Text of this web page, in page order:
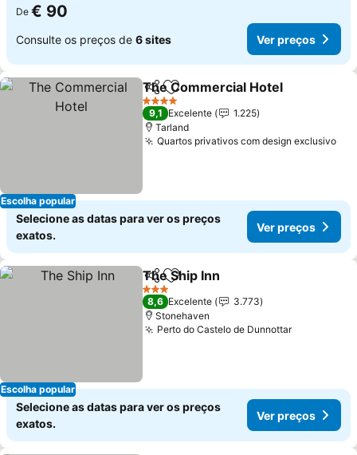
De € 90
Consulte os preços de 6 sites Ver preços
Escolha popular
PartilharAdicionar aos favoritos
The Commercial Hotel
4 Estrelas
9,1 Excelente
1.225
Tarland
Quartos privativos com design exclusivo
Selecione as datas para ver os preços
exatos.
Ver preços
Escolha popular
PartilharAdicionar aos favoritos
The Ship Inn
3 Estrelas
8,6 Excelente
3.773
Stonehaven
Perto do Castelo de Dunnottar
Selecione as datas para ver os preços
exatos.
Ver preços